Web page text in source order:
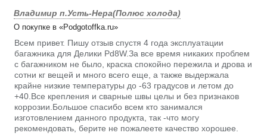
Владимир п.Усть-Нера(Полюс холода)
О покупке в «Podgotoffka.ru»
Всем привет. Пишу отзыв спустя 4 года эксплуатации
багажника для Делики Pd8W.За все время никаких проблем
с багажником не было, краска спокойно пережила и дрова и
сотни кг вещей и много всего еще, а также выдержала
крайне низкие температуры до -63 градусов и летом до
+40.Все крепления и сварные швы целы и без признаков
коррозии.Большое спасибо всем кто занимался
изготовлением данного продукта, так -что могу
рекомендовать, берите не пожалеете качество хорошее.